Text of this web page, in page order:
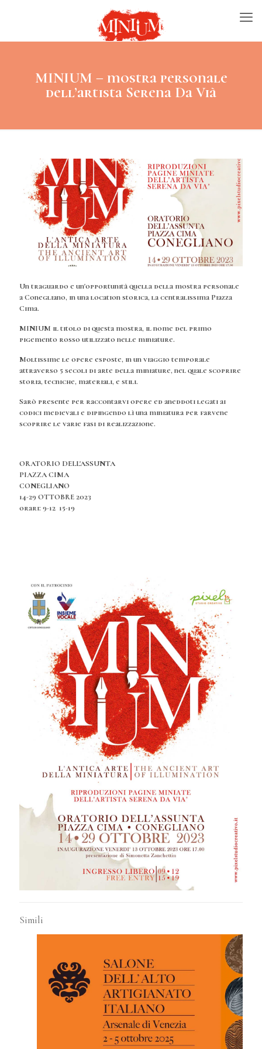
MINIUM – mostra personale
dell’artista Serena Da Vià
Un traguardo e un'opportunità quella della mostra personale
a Conegliano, in una location storica, la centralissima Piazza
Cima.
MINIUM il titolo di questa mostra, il nome del primo
pigemento rosso utilizzato nelle miniature.
Moltissime le opere esposte, in un viaggio temporale
attraverso 5 secoli di arte della miniature, nel quale scoprire
storia, tecniche, materiali, e stili.
Sarò presente per raccontarvi opere ed aneddoti legati ai
codici medievali e dipingendo lì una miniatura per farvene
scoprire le varie fasi di realizzazione.
ORATORIO DELL'ASSUNTA
PIAZZA CIMA
CONEGLIANO
14-29 OTTOBRE 2023
orari: 9-12 15-19
Simili